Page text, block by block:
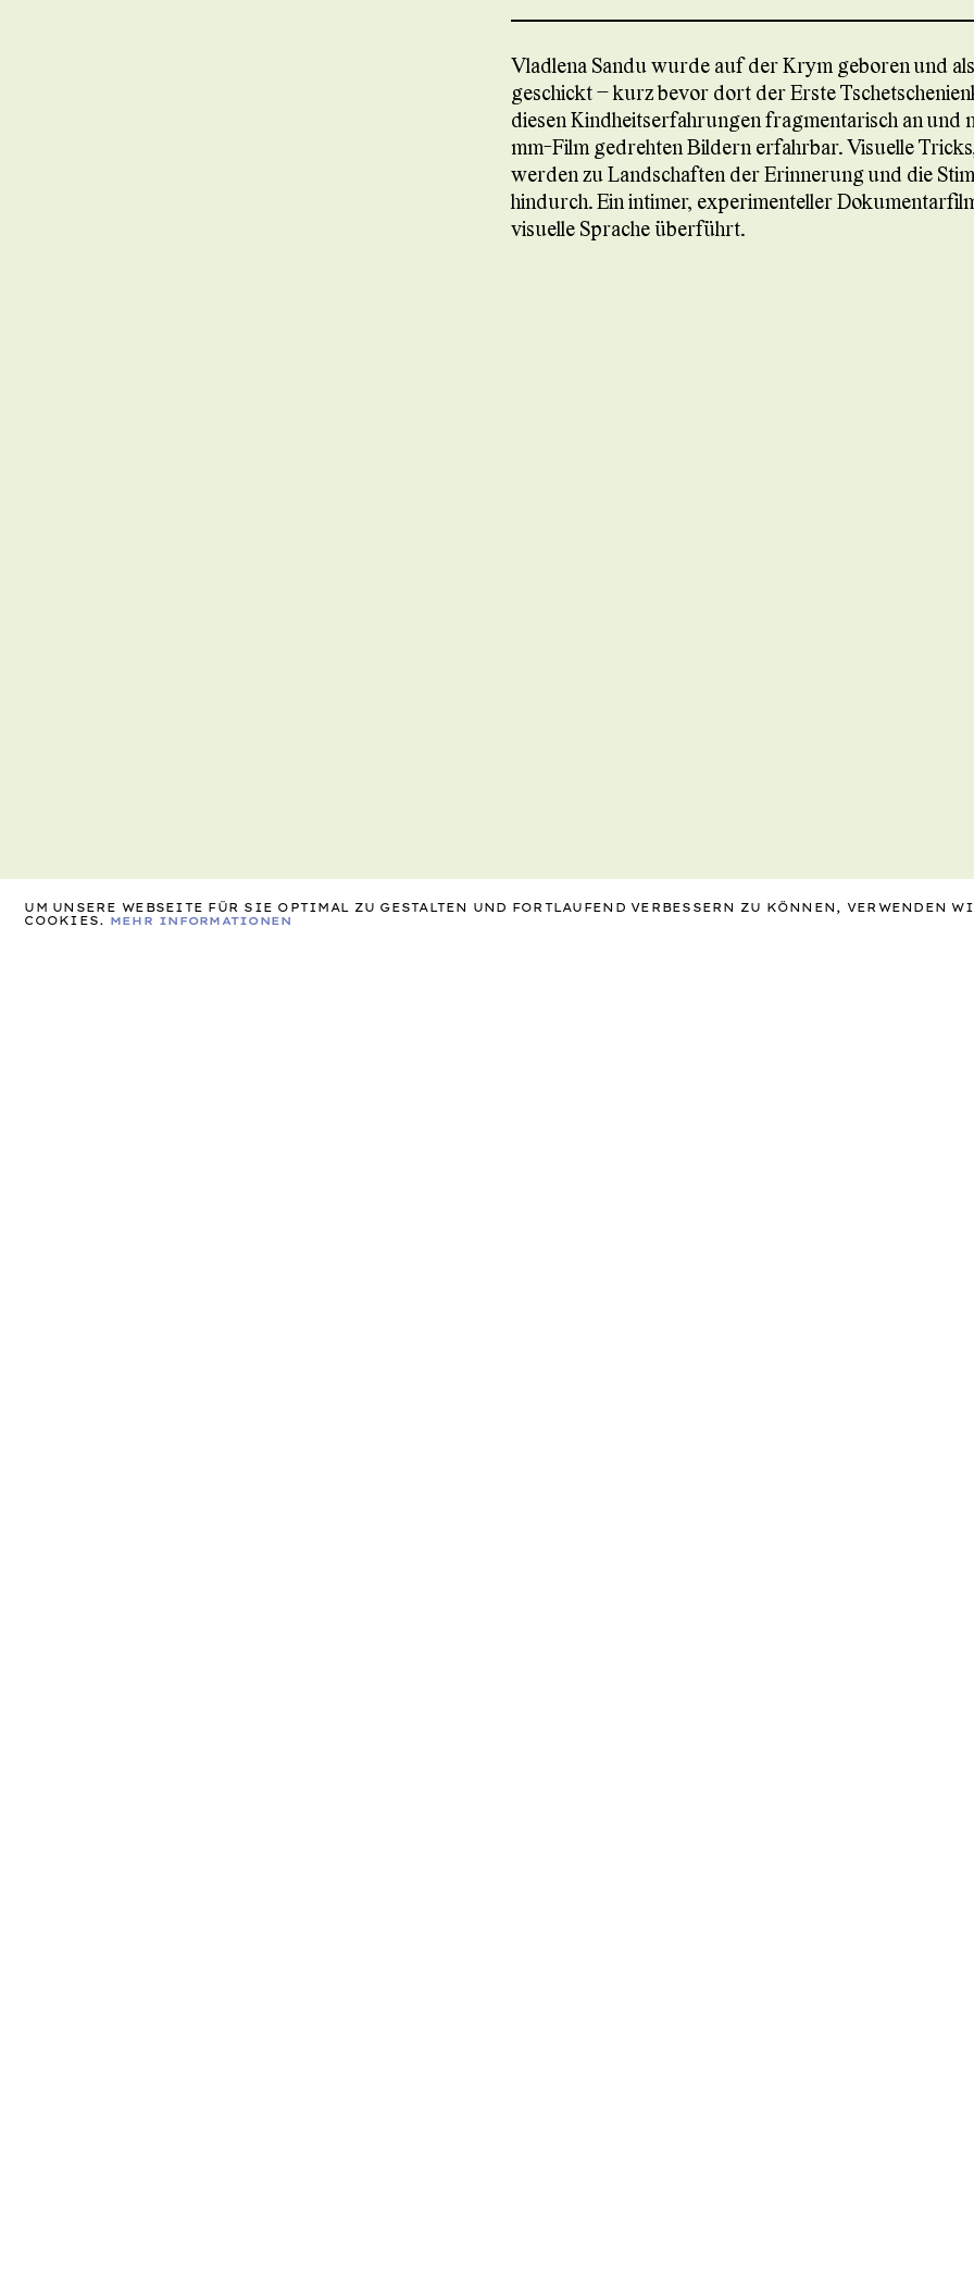
Vladlena Sandu wurde auf der Krym geboren und
geschickt – kurz bevor dort der Erste
diesen Kindheitserfahrungen fragmentarisch an und
mm-Film gedrehten Bildern erfahrbar. Visuelle
werden zu Landschaften der Erinnerung und die
hindurch. Ein intimer, experimenteller
visuelle Sprache überführt.
UM UNSERE WEBSEITE FÜR SIE OPTIMAL ZU GESTALTEN UND FORTLAUFEND VERBESSERN ZU KÖNNEN, VERWENDEN
COOKIES. MEHR INFORMATIONEN